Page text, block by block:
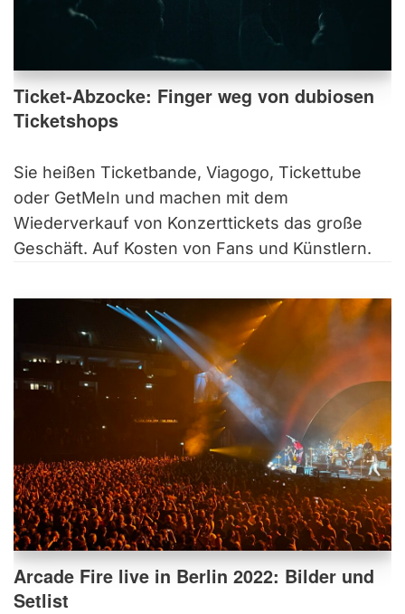
Ticket-Abzocke: Finger weg von dubiosen
Ticketshops
Sie heißen Ticketbande, Viagogo, Tickettube
oder GetMeIn und machen mit dem
Wiederverkauf von Konzerttickets das große
Geschäft. Auf Kosten von Fans und Künstlern.
Arcade Fire live in Berlin 2022: Bilder und
Setlist